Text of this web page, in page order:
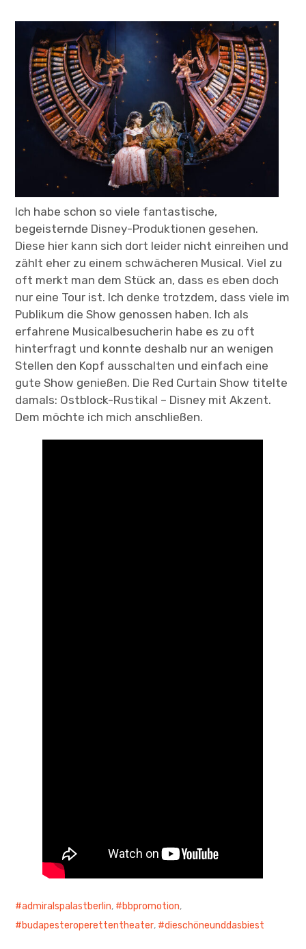
Ich habe schon so viele fantastische,
begeisternde Disney-Produktionen gesehen.
Diese hier kann sich dort leider nicht einreihen und
zählt eher zu einem schwächeren Musical. Viel zu
oft merkt man dem Stück an, dass es eben doch
nur eine Tour ist. Ich denke trotzdem, dass viele im
Publikum die Show genossen haben. Ich als
erfahrene Musicalbesucherin habe es zu oft
hinterfragt und konnte deshalb nur an wenigen
Stellen den Kopf ausschalten und einfach eine
gute Show genießen. Die Red Curtain Show titelte
damals: Ostblock-Rustikal – Disney mit Akzent.
Dem möchte ich mich anschließen.
admiralspalastberlin, bbpromotion,
budapesteroperettentheater, dieschöneunddasbiest